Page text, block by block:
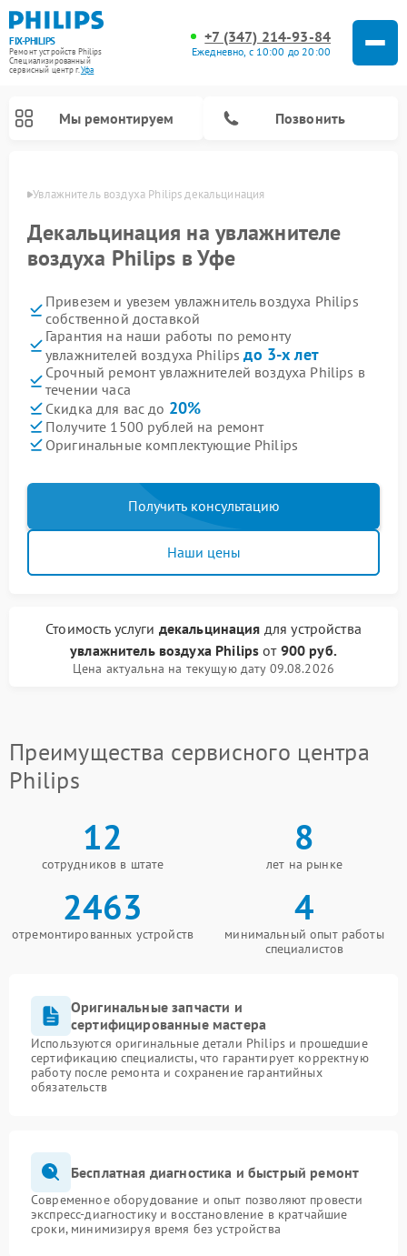
FIX-PHILIPS
Ремонт устройств Philips
Специализированный
cервисный центр г.Уфа
+7 (347) 214-93-84
Ежедневно, с 10:00 до 20:00
Мы ремонтируем Позвонить
Уфе Увлажнитель воздуха Philips декальцинация
Декальцинация на увлажнителе
воздуха Philips в Уфе
Привезем и увезем увлажнитель воздуха Philips
собственной доставкой
Гарантия на наши работы по ремонту
увлажнителей воздуха Philipsдо 3-х лет
Срочный ремонт увлажнителей воздуха Philips в
течении часа
Скидка для вас до 20%
Получите 1500 рублей на ремонт
Оригинальные комплектующие Philips
Получить консультацию
Наши цены
Стоимость услуги декальцинация для устройства
увлажнитель воздуха Philips от 900 руб.
Цена актуальна на текущую дату 09.08.2026
Преимущества сервисного центра
Philips
12
сотрудников в штате
8
лет на рынке
2463
отремонтированных устройств
4
минимальный опыт работы
специалистов
Оригинальные запчасти и
сертифицированные мастера
Используются оригинальные детали Philips и прошедшие
сертификацию специалисты, что гарантирует корректную
работу после ремонта и сохранение гарантийных
обязательств
Бесплатная диагностика и быстрый ремонт
Современное оборудование и опыт позволяют провести
экспресс-диагностику и восстановление в кратчайшие
сроки, минимизируя время без устройства